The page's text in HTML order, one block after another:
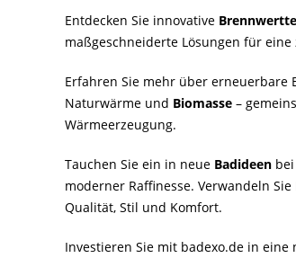
Entdecken Sie innovative
maßgeschneiderte Lösungen für
Erfahren Sie mehr über erneuerbare
Naturwärme und Biomasse –
Wärmeerzeugung.
Tauchen Sie ein in neue Badideen
moderner Raffinesse. Verwandeln
Qualität, Stil und Komfort.
Investieren Sie mit badexo.de in